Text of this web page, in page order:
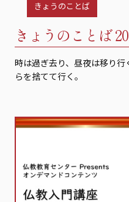
きょうのことば
きょうのことば
時は過ぎ去り、昼夜は移り
らを捨てて行く。